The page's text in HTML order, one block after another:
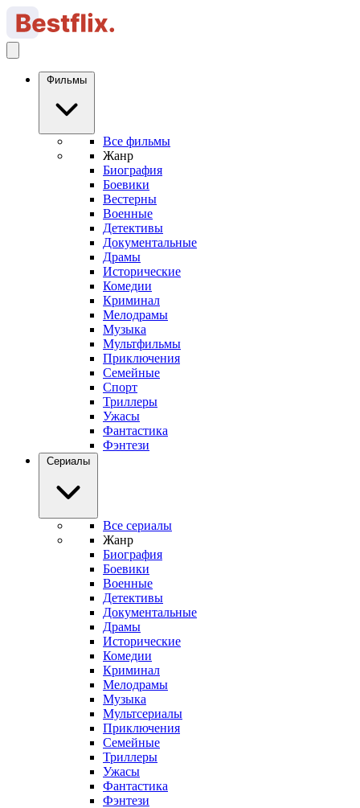
Фильмы
Все фильмы
Жанр
Биография
Боевики
Вестерны
Военные
Детективы
Документальные
Драмы
Исторические
Комедии
Криминал
Мелодрамы
Музыка
Мультфильмы
Приключения
Семейные
Спорт
Триллеры
Ужасы
Фантастика
Фэнтези
Сериалы
Все сериалы
Жанр
Биография
Боевики
Военные
Детективы
Документальные
Драмы
Исторические
Комедии
Криминал
Мелодрамы
Музыка
Мультсериалы
Приключения
Семейные
Триллеры
Ужасы
Фантастика
Фэнтези